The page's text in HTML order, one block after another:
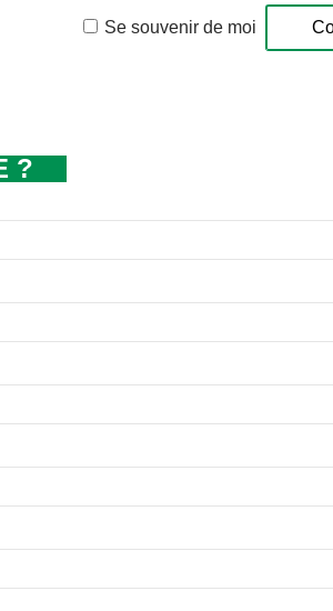
Se souvenir de moi
?